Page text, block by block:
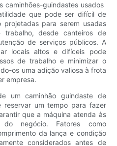
guindastes usados
que pode ser difícil de
projetadas para serem usadas
trabalho, desde canteiros de
de serviços públicos. A
locais altos e difíceis pode
de trabalho e minimizar o
os uma adição valiosa à frota
empresa.
um caminhão guindaste de
reservar um tempo para fazer
que a máquina atenda às
do negócio. Fatores como
da lança e condição
considerados antes de